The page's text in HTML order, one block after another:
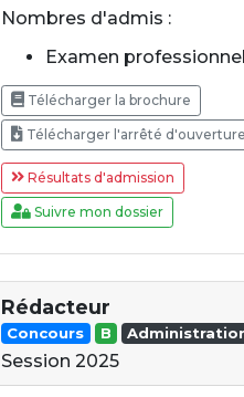
Nombres d'admis :
Examen
Télécharger la brochure
Télécharger l'arrêté d'ouverture
Résultats d'admission
Suivre mon dossier
Rédacteur
Concours B
Session 2025